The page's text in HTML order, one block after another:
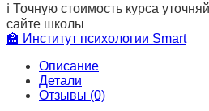
ℹ️ Точную стоимость курса
сайте школы
🏫 Институт психологии Smart
Описание
Детали
Отзывы (0)